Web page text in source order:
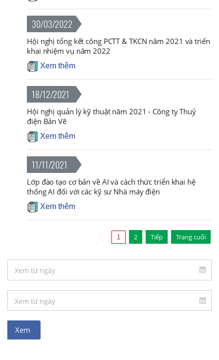
30/03/2022
Hội nghị tổng kết công PCTT & TKCN năm 2021 và triển
khai nhiệm vụ năm 2022
Xem thêm
18/12/2021
Hội nghị quản lý kỹ thuật năm 2021 - Công ty Thuỷ
điện Bản Vẽ
Xem thêm
11/11/2021
Lớp đào tạo cơ bản về AI và cách thức triển khai hệ
thống AI đối với các kỹ sư Nhà máy điện
Xem thêm
1 2 Tiếp Trang cuối